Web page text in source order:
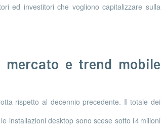
ed investitori che vogliono capitalizzare sulla
e trend mobile
rispetto al decennio precedente. Il totale dei
installazioni desktop sono scese sotto i 4 milioni